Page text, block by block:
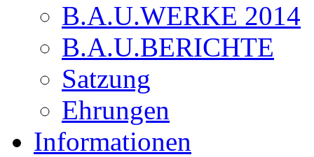
B.A.U.WERKE 2014
B.A.U.BERICHTE
Satzung
Ehrungen
Informationen